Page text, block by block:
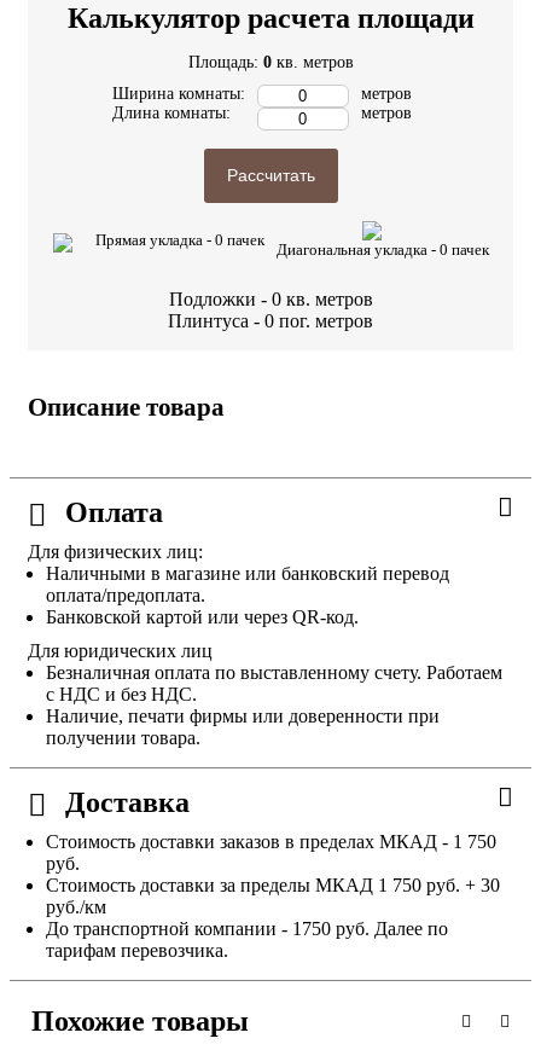
Калькулятор расчета площади
Площадь: 0 кв. метров
Ширина комнаты:
Длина комнаты:
метров
метров
Рассчитать
Прямая укладка - 0 пачек
Диагональная укладка - 0 пачек
Подложки - 0 кв. метров
Плинтуса - 0 пог. метров
Описание товара
Оплата
Для физических лиц:
Наличными в магазине или банковский перевод
оплата/предоплата.
Банковской картой или через QR-код.
Для юридических лиц
Безналичная оплата по выставленному счету. Работаем
с НДС и без НДС.
Наличие, печати фирмы или доверенности при
получении товара.
Доставка
Стоимость доставки заказов в пределах МКАД - 1 750
руб.
Стоимость доставки за пределы МКАД 1 750 руб. + 30
руб./км
До транспортной компании - 1750 руб. Далее по
тарифам перевозчика.
Похожие товары